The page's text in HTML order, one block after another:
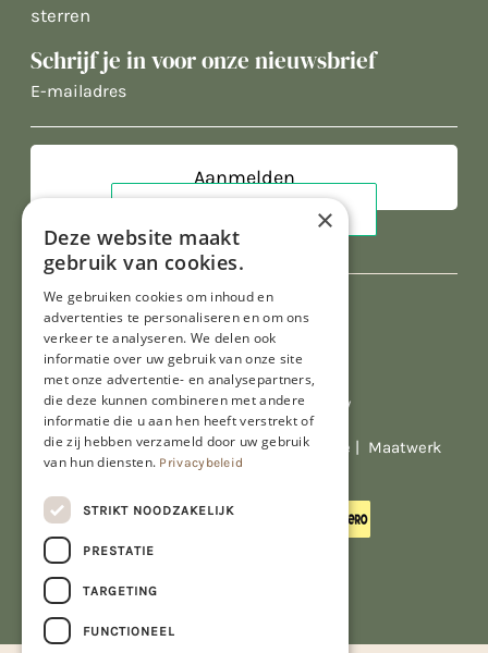
sterren
Schrijf je in voor onze nieuwsbrief
E-
Al onze prijzen zijn incl. BTW
© Copyright 2026 Limburgs Bakwinkeltje | Maatwerk
website webmix
×
Deze website maakt
gebruik van cookies.
We gebruiken cookies om inhoud en
advertenties te personaliseren en om ons
verkeer te analyseren. We delen ook
informatie over uw gebruik van onze site
met onze advertentie- en analysepartners,
die deze kunnen combineren met andere
informatie die u aan hen heeft verstrekt of
die zij hebben verzameld door uw gebruik
van hun diensten. Privacybeleid
STRIKT NOODZAKELIJK
PRESTATIE
TARGETING
FUNCTIONEEL